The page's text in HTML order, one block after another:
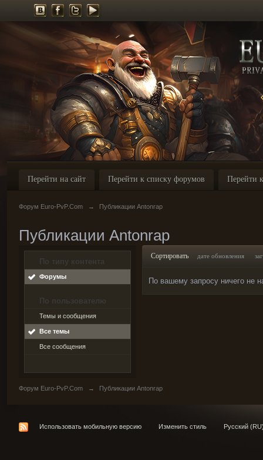
Перейти на сайт Перейти к списку форумов Перейти
Форум Euro-PvP.Com → Публикации Antonrap
Публикации Antonrap
По типу контента
Форумы
По пользователю
Темы и сообщения
Все темы
Все сообщения
Сортировать дате обновления
По вашему запросу ничего не
Форум Euro-PvP.Com → Публикации Antonrap
Использовать мобильную версию Изменить стиль Русский